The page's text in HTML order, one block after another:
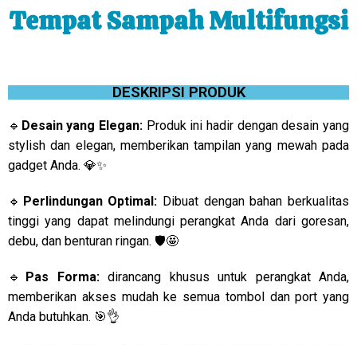
Tempat Sampah Multifungsi
DESKRIPSI PRODUK
🔹 Desain yang Elegan: Produk ini hadir dengan desain yang
stylish dan elegan, memberikan tampilan yang mewah pada
gadget Anda. 💎✨
🔹 Perlindungan Optimal: Dibuat dengan bahan berkualitas
tinggi yang dapat melindungi perangkat Anda dari goresan,
debu, dan benturan ringan. 🛡️🤩
🔹 Pas Forma:dirancang khusus untuk perangkat Anda,
memberikan akses mudah ke semua tombol dan port yang
Anda butuhkan. 🎯👌